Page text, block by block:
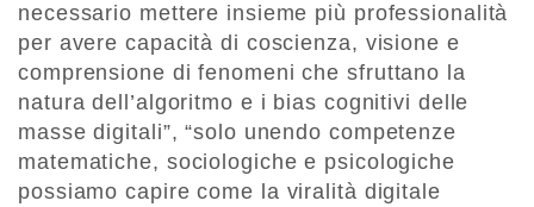
necessario mettere insieme più professionalità
per avere capacità di coscienza, visione e
comprensione di fenomeni che sfruttano la
natura dell’algoritmo e i bias cognitivi delle
masse digitali”, “solo unendo competenze
matematiche, sociologiche e psicologiche
possiamo capire come la viralità digitale